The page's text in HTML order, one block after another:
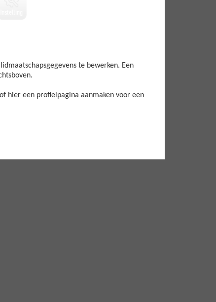
te bewerken. Een
hier een profielpagina aanmaken voor een